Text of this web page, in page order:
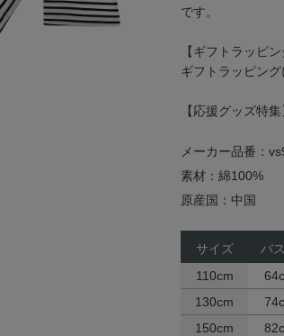
です。
【ギフトラッピン
ギフトラッピン
【応援グッズ特集
メーカー品番：
素材：綿100%
原産国：中国
サイズ バ
110cm
130cm
150cm